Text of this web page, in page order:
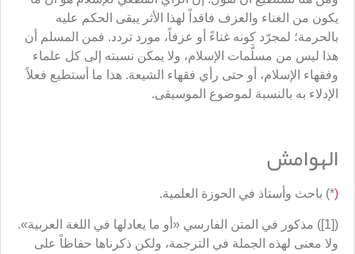
يكون من الغناء والعزف فاقداً لهذا الأثر يبقى الحكم عليه
بالحرمة؛ لمجرّد كونه غناءً أو عزفاً، مورد تردد. فمن المسلم أن
هذا ليس من مسلَّمات الإسلام، ولا يمكن نسبته إلى كل علماء
وفقهاء الإسلام، أو حتى رأي فقهاء الشيعة. هذا ما أستطيع فعلاً
الإدلاء به بالنسبة لموضوع الموسيقى.
الهوامش
(*) باحث وأستاذ في الحوزة العلمية.
([1]) مذكور في المتن الفارسي «أو ما يعادلها في اللغة العربية».
ولا معنى لهذه الجملة في الترجمة، ولكن ذكرناها حفاظاً على